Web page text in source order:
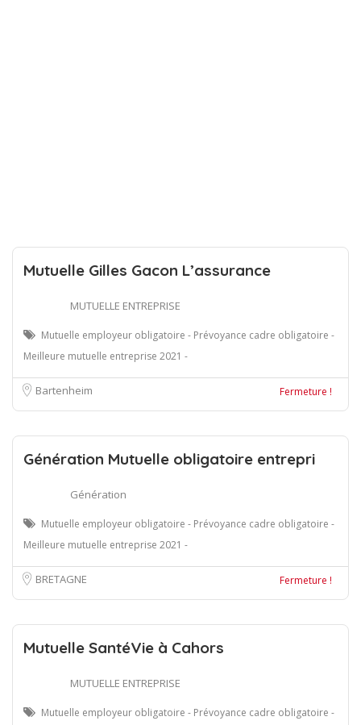
Mutuelle Gilles Gacon L’assurance
MUTUELLE ENTREPRISE
Mutuelle employeur obligatoire - Prévoyance cadre obligatoire -
Meilleure mutuelle entreprise 2021 -
Bartenheim Fermeture !
Génération Mutuelle obligatoire entrepri
Génération
Mutuelle employeur obligatoire - Prévoyance cadre obligatoire -
Meilleure mutuelle entreprise 2021 -
BRETAGNE Fermeture !
Mutuelle SantéVie à Cahors
MUTUELLE ENTREPRISE
Mutuelle employeur obligatoire - Prévoyance cadre obligatoire -